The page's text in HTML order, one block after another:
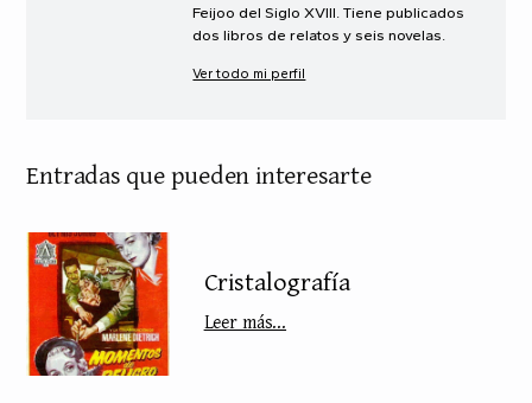
Feijoo del Siglo XVIII. Tiene publicados
dos libros de relatos y seis novelas.
Ver todo mi perfil
Entradas que pueden interesarte
Cristalografía
Leer más...